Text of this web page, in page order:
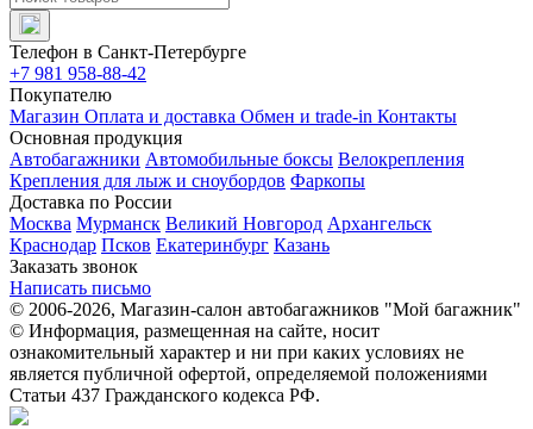
Телефон в Санкт-Петербурге
+7 981 958-88-42
Покупателю
Магазин Оплата и доставка Обмен и trade-in Контакты
Основная продукция
Автобагажники Автомобильные боксы Велокрепления
Крепления для лыж и сноубордов Фаркопы
Доставка по России
Москва Мурманск Великий Новгород Архангельск
Краснодар Псков Екатеринбург Казань
Заказать звонок
Написать письмо
© 2006-2026, Магазин-салон автобагажников "Мой багажник"
© Информация, размещенная на сайте, носит
ознакомительный характер и ни при каких условиях не
является публичной офертой, определяемой положениями
Статьи 437 Гражданского кодекса РФ.